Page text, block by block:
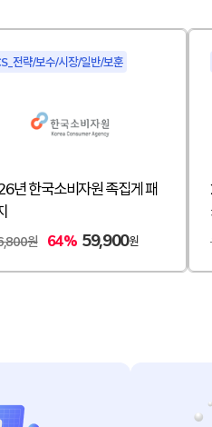
전략/보수/시장/일반/보훈
년 한국소비자원 족집게 패
원 64% 59,900원